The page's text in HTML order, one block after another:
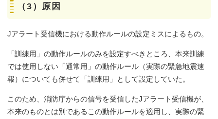
（3）原因
Jアラート受信機における動作ルールの設定ミスによるもの。
「訓練用」の動作ルールのみを設定すべきところ、本来訓練
では使用しない「通常用」の動作ルール（実際の緊急地震速
報）についても併せて「訓練用」として設定していた。
このため、消防庁からの信号を受信したJアラート受信機が、
本来のものとは別であるこの動作ルールを適用し、実際の緊